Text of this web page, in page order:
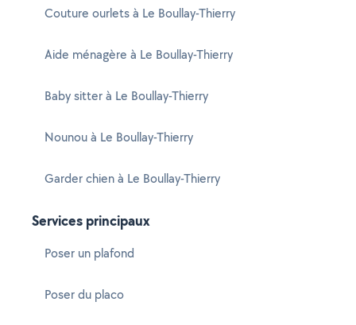
Couture ourlets à Le Boullay-Thierry
Aide ménagère à Le Boullay-Thierry
Baby sitter à Le Boullay-Thierry
Nounou à Le Boullay-Thierry
Garder chien à Le Boullay-Thierry
Services principaux
Poser un plafond
Poser du placo